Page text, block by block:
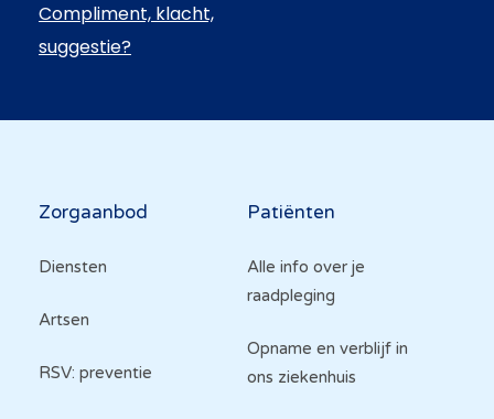
Compliment, klacht,
suggestie?
Hoofdnavigatie
Zorgaanbod
Diensten
Artsen
RSV: preventie
Patiënten
Alle info over je
raadpleging
Opname en verblijf in
ons ziekenhuis